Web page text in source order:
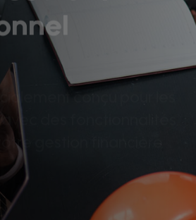
conçu pour les
avec des fonctionnalités
gestion financière